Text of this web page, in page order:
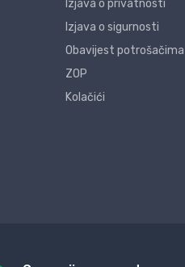
Izjava o privatnosti
Izjava o sigurnosti
Obavijest potrošačima
ZOP
Kolačići